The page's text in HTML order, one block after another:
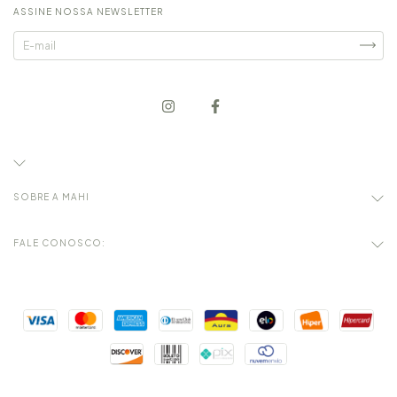
ASSINE NOSSA NEWSLETTER
SOBRE A MAHI
FALE CONOSCO: